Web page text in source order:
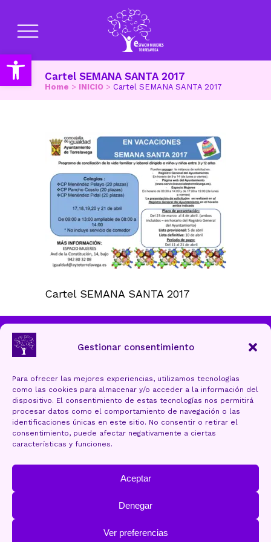
Abrir barra de herramientas
Gestionar consentimiento
Para ofrecer las mejores experiencias, utilizamos tecnologías
como las cookies para almacenar y/o acceder a la información del
dispositivo. El consentimiento de estas tecnologías nos permitirá
procesar datos como el comportamiento de navegación o las
identificaciones únicas en este sitio. No consentir o retirar el
consentimiento, puede afectar negativamente a ciertas
características y funciones.
Aceptar
Denegar
Ver preferencias
Cartel SEMANA SANTA 2017
Home > INICIO > Cartel SEMANA SANTA 2017
Cartel SEMANA SANTA 2017
Ayuntamiento de Torrelavega
Aviso Legal y Protección de datos
Política de cookies (UE)
Accesibilidad
Mapa Web